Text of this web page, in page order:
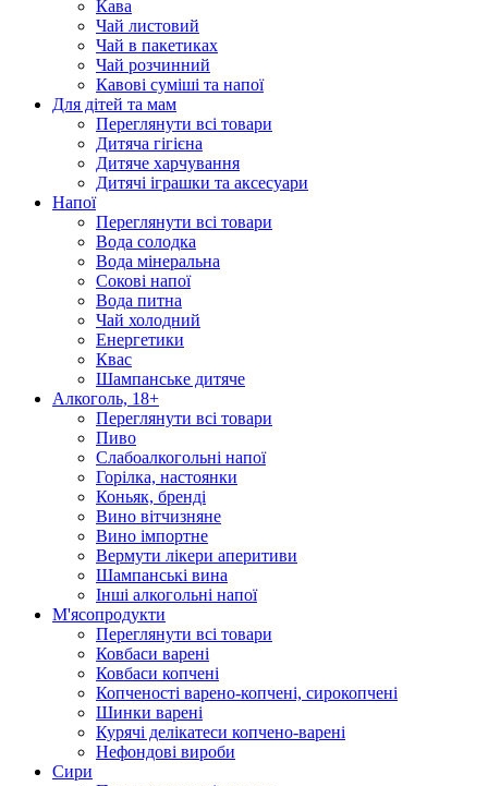
Кава
Чай листовий
Чай в пакетиках
Чай розчинний
Кавові суміші та напої
Для дітей та мам
Переглянути всі товари
Дитяча гігієна
Дитяче харчування
Дитячі іграшки та аксесуари
Напої
Переглянути всі товари
Вода солодка
Вода мінеральна
Сокові напої
Вода питна
Чай холодний
Енергетики
Квас
Шампанське дитяче
Алкоголь, 18+
Переглянути всі товари
Пиво
Слабоалкогольні напої
Горілка, настоянки
Коньяк, бренді
Вино вітчизняне
Вино імпортне
Вермути лікери аперитиви
Шампанські вина
Інші алкогольні напої
М'ясопродукти
Переглянути всі товари
Ковбаси варені
Ковбаси копчені
Копченості варено-копчені, сирокопчені
Шинки варені
Курячі делікатеси копчено-варені
Нефондові вироби
Сири